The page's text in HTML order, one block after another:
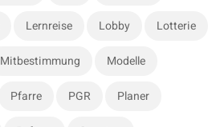
Lernreise Lobby Lotterie
Mitbestimmung Modelle
Pfarre PGR Planer